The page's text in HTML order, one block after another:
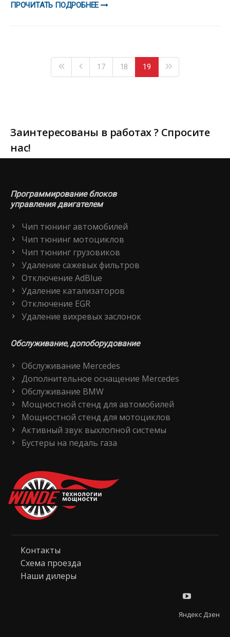
ПРОЧИТАТЬ ПОДРОБНЕЕ
17 18 19
Заинтересованы в работах ? Спросите
нас!
Программирование блоков
управления двигателем
Чип тюнинг автомобилей
Чип тюнинг мотоциклов
Чип тюнинг грузовиков
Удаление сажевых фильтров
Отключение AdBlue
Удаление катализаторов
Отключение EGR
Удаление вихревых заслонок
Обслуживание, допоборудование
Обслуживание Mercedes
Дополнительное оснащение Mercedes
Обслуживание BMW
Мощностной стенд для автомобилей
Мощностной стенд для мотоциклов
Активный звук выхлопной системы
Бустеры на педаль газа
Контакты
Схема проезда
Наши дилеры
Яндекс Дзен